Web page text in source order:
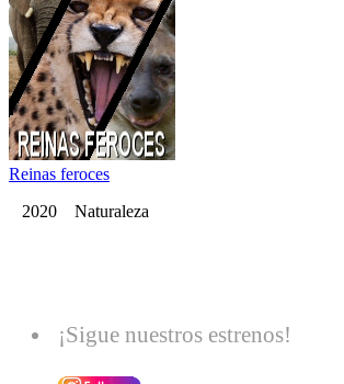
Reinas feroces
2020 Naturaleza
¡Sigue nuestros estrenos!